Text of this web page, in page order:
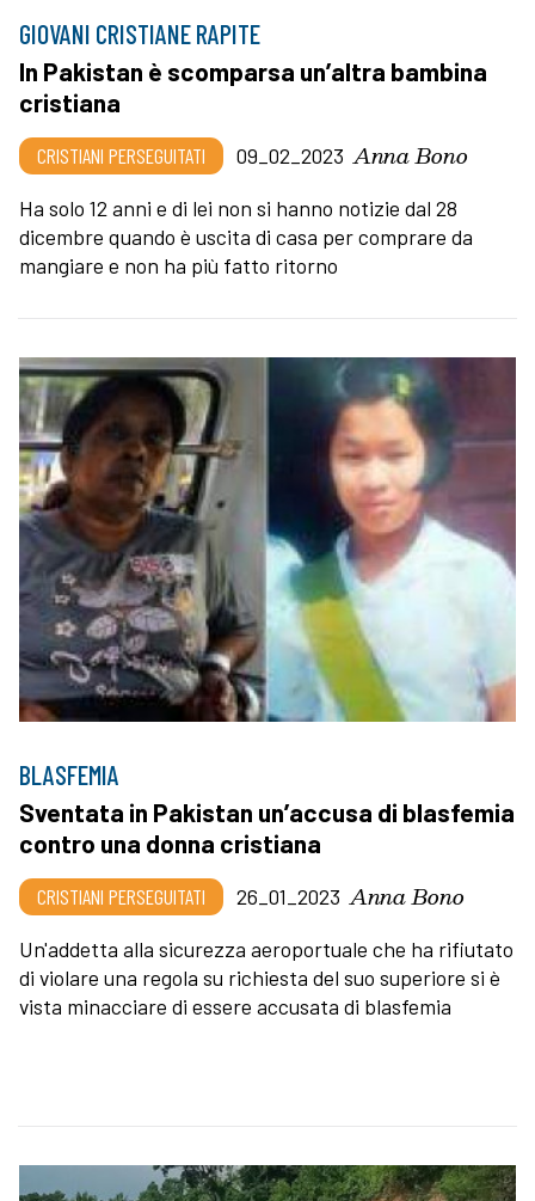
GIOVANI CRISTIANE RAPITE
In Pakistan è scomparsa un’altra bambina
cristiana
CRISTIANI PERSEGUITATI 09_02_2023 Anna Bono
Ha solo 12 anni e di lei non si hanno notizie dal 28
dicembre quando è uscita di casa per comprare da
mangiare e non ha più fatto ritorno
BLASFEMIA
Sventata in Pakistan un’accusa di blasfemia
contro una donna cristiana
CRISTIANI PERSEGUITATI 26_01_2023 Anna Bono
Un'addetta alla sicurezza aeroportuale che ha rifiutato
di violare una regola su richiesta del suo superiore si è
vista minacciare di essere accusata di blasfemia